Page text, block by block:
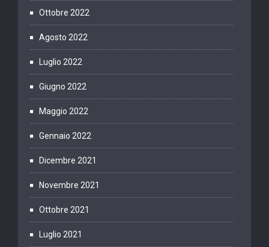
Ottobre 2022
Agosto 2022
Luglio 2022
Giugno 2022
Maggio 2022
Gennaio 2022
Dicembre 2021
Novembre 2021
Ottobre 2021
Luglio 2021